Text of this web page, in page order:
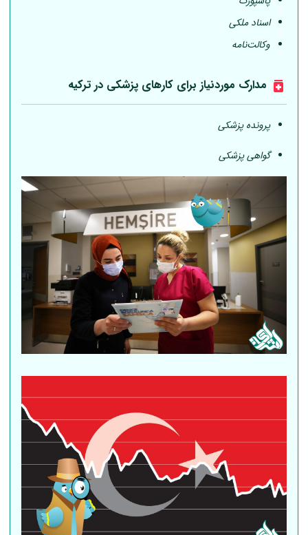
اسناد ملکی
وکالت‌نامه
مدارک موردنیاز برای کارهای پزشکی در ترکیه
پرونده پزشکی
گواهی پزشکی